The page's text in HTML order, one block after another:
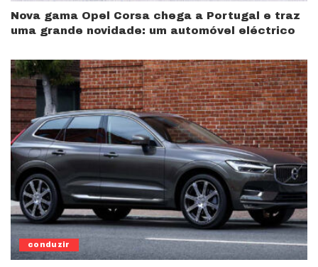
Nova gama Opel Corsa chega a Portugal e traz
uma grande novidade: um automóvel eléctrico
conduzir